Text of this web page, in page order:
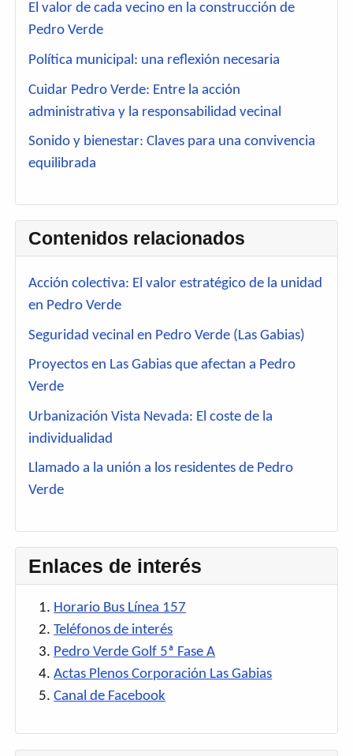
El valor de cada vecino en la construcción de
Pedro Verde
Política municipal: una reflexión necesaria
Cuidar Pedro Verde: Entre la acción
administrativa y la responsabilidad vecinal
Sonido y bienestar: Claves para una convivencia
equilibrada
Contenidos relacionados
Acción colectiva: El valor estratégico de la unidad
en Pedro Verde
Seguridad vecinal en Pedro Verde (Las Gabias)
Proyectos en Las Gabias que afectan a Pedro
Verde
Urbanización Vista Nevada: El coste de la
individualidad
Llamado a la unión a los residentes de Pedro
Verde
Enlaces de interés
Horario Bus Línea 157
Teléfonos de interés
Pedro Verde Golf 5ª Fase A
Actas Plenos Corporación Las Gabias
Canal de Facebook